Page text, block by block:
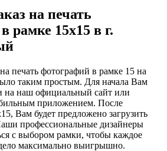
на печать
рамке 15х15 в г.
печать фотографий в рамке 15 на
таким простым. Для начала Вам
на наш официальный сайт или
приложением. После
Вам будет предложено загрузить
профессиональные дизайнеры
с выбором рамки, чтобы каждое
максимально выигрышно.